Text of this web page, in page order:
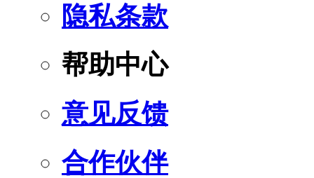
隐私条款
帮助中心
意见反馈
合作伙伴